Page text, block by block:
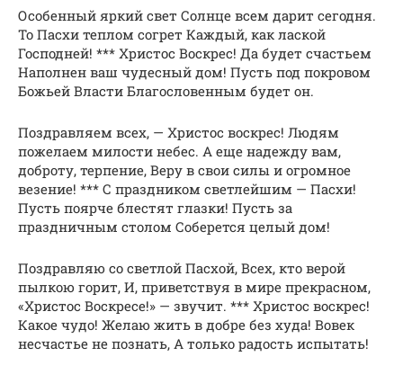
Особенный яркий свет Солнце всем дарит сегодня.
То Пасхи теплом согрет Каждый, как лаской
Господней! *** Христос Воскрес! Да будет счастьем
Наполнен ваш чудесный дом! Пусть под покровом
Божьей Власти Благословенным будет он.
Поздравляем всех, — Христос воскрес! Людям
пожелаем милости небес. А еще надежду вам,
доброту, терпение, Веру в свои силы и огромное
везение! *** С праздником светлейшим — Пасхи!
Пусть поярче блестят глазки! Пусть за
праздничным столом Соберется целый дом!
Поздравляю со светлой Пасхой, Всех, кто верой
пылкою горит, И, приветствуя в мире прекрасном,
«Христос Воскресе!» — звучит. *** Христос воскрес!
Какое чудо! Желаю жить в добре без худа! Вовек
несчастье не познать, А только радость испытать!